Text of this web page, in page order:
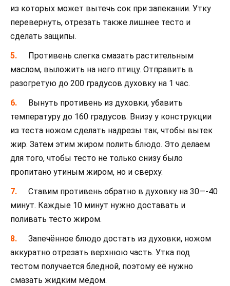
из которых может вытечь сок при запекании. Утку
перевернуть, отрезать также лишнее тесто и
сделать защипы.
Противень слегка смазать растительным
маслом, выложить на него птицу. Отправить в
разогретую до 200 градусов духовку на 1 час.
Вынуть противень из духовки, убавить
температуру до 160 градусов. Внизу у конструкции
из теста ножом сделать надрезы так, чтобы вытек
жир. Затем этим жиром полить блюдо. Это делаем
для того, чтобы тесто не только снизу было
пропитано утиным жиром, но и сверху.
Ставим противень обратно в духовку на 30—-40
минут. Каждые 10 минут нужно доставать и
поливать тесто жиром.
Запечённое блюдо достать из духовки, ножом
аккуратно отрезать верхнюю часть. Утка под
тестом получается бледной, поэтому её нужно
смазать жидким мёдом.